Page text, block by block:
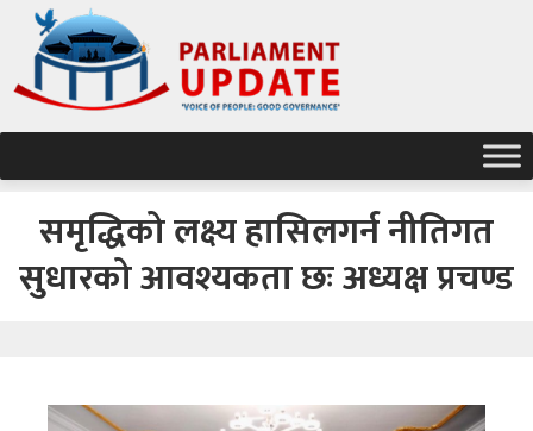
समृद्धिको लक्ष्य हासिलगर्न नीतिगत
सुधारको आवश्यकता छः अध्यक्ष प्रचण्ड